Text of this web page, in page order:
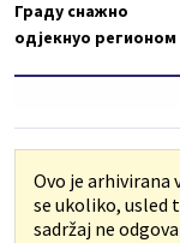
Граду снажно
одјекнуо регионом
Ovo je arhivirana
se ukoliko, usled
sadržaj ne